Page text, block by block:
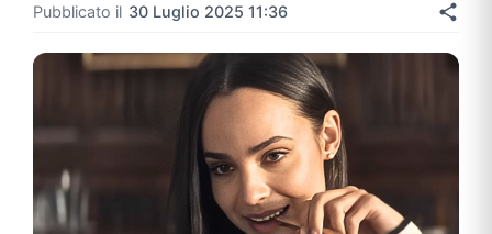
Pubblicato il 30 Luglio 2025 11:36